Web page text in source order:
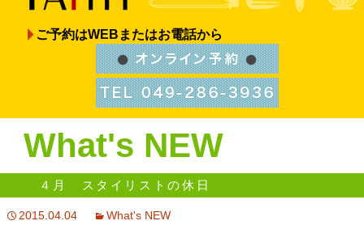
ご予約はWEBまたはお電話から
What's NEW
４月 スタイリストの休日
2015.04.04
What's NEW